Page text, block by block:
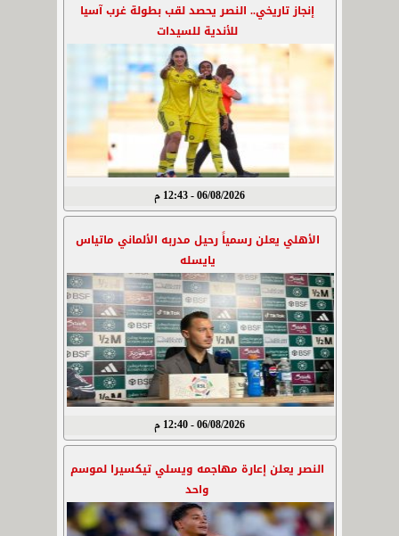
إنجاز تاريخي.. النصر يحصد لقب بطولة غرب آسيا
للأندية للسيدات
06/08/2026 - 12:43 م
الأهلي يعلن رسمياً رحيل مدربه الألماني ماتياس
يايسله
06/08/2026 - 12:40 م
النصر يعلن إعارة مهاجمه ويسلي تيكسيرا لموسم
واحد